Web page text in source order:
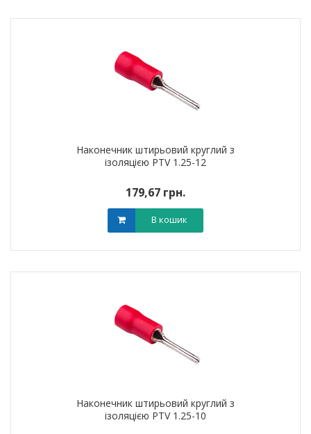
Наконечник штирьовий круглий з
ізоляцією PTV 1.25-12
179,67 грн.
В кошик
Наконечник штирьовий круглий з
ізоляцією PTV 1.25-10